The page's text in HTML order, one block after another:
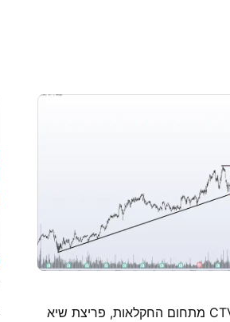
NYSE:CTVA מניית CTVA מתחום החקלאות, פריצת שיא